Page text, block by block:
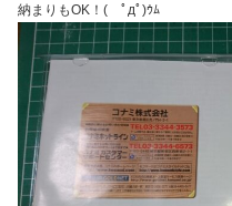
納まりもOK！( ﾟдﾟ)ｳﾑ